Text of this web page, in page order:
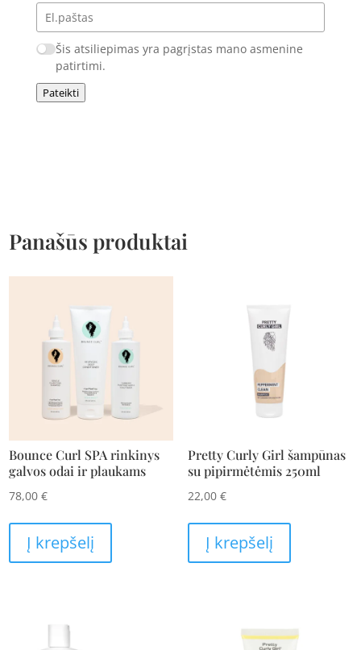
Šis atsiliepimas yra pagrįstas mano asmenine
patirtimi.
Pateikti
Panašūs produktai
Bounce Curl SPA rinkinys
galvos odai ir plaukams
78,00€
Į krepšelį
Pretty Curly Girl šampūnas
su pipirmėtėmis 250ml
22,00 €
Į krepšelį